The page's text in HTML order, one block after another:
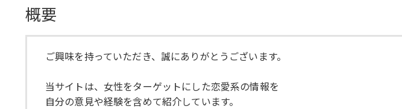
概要
ご興味を持っていただき、誠にありがとうございます。
当サイトは、女性をターゲットにした恋愛系の情報を
自分の意見や経験を含めて紹介しています。